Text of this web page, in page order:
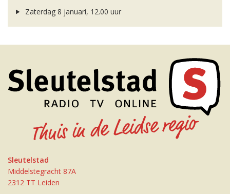
Zaterdag 8 januari, 12.00 uur
Sleutelstad
Middelstegracht 87A
2312 TT Leiden